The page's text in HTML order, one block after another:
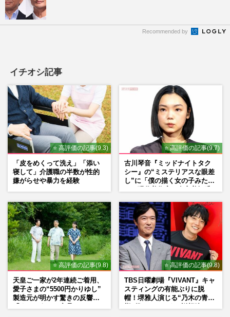
Recommended by
イチオシ記事
⭐ 高評価の記事(9.3)
「皮をめくって洗え」「添い
寝して」介護職の半数が性的
嫌がらせや暴力を経験
⭐ 高評価の記事(9.7)
古川琴音『ミッドナイトタク
シー』の“ミステリアスな眼差
し”に「僕の描く女の子みた
⭐ 高評価の記事(9.8)
天皇ご一家が2年連続ご着用、
愛子さまの“5500円かりゆし”
製造元が明かす驚きの反響
⭐ 高評価の記事(9.8)
TBS日曜劇場『VIVANT』キャ
スティングの有能ぶりに脱
帽！堺雅人演じる“乃木の青年